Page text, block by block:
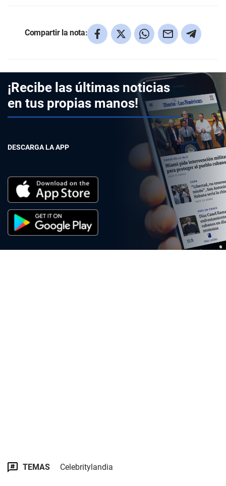
Compartir la nota:
¡Recibe las últimas noticias
en tus propias manos!
DESCARGA LA APP
TEMAS Celebritylandia